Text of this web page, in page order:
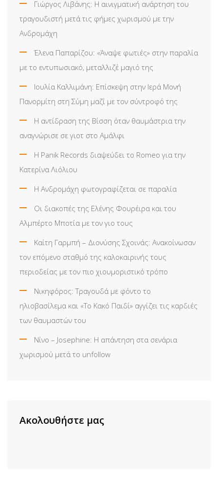
Γιώργος Λιβάνης: Η αινιγματική ανάρτηση του
τραγουδιστή μετά τις φήμες χωρισμού με την
Ανδρομάχη
Έλενα Παπαρίζου: «Άναψε φωτιές» στην παραλία
με το εντυπωσιακό, μεταλλιζέ μαγιό της
Ιουλία Καλλιμάνη: Επίσκεψη στην Ιερά Μονή
Πανορμίτη στη Σύμη μαζί με τον σύντροφό της
Η αντίδραση της Βίσση όταν θαυμάστρια την
αναγνώρισε σε γιοτ στο Αμάλφι
Η Panik Records διαψεύδει το Romeo για την
Κατερίνα Λιόλιου
Η Ανδρομάχη φωτογραφίζεται σε παραλία
Οι διακοπές της Ελένης Φουρέιρα και του
Αλμπέρτο Μποτία με τον γιο τους
Καίτη Γαρμπή – Διονύσης Σχοινάς: Ανακοίνωσαν
τον επόμενο σταθμό της καλοκαιρινής τους
περιοδείας με τον πιο χιουμοριστικό τρόπο
Νικηφόρος: Τραγουδά με φόντο το
ηλιοβασίλεμα και «Το Κακό Παιδί» αγγίζει τις καρδιές
των θαυμαστών του
Νίνο – Josephine: Η απάντηση στα σενάρια
χωρισμού μετά το unfollow
Ακολουθήστε μας